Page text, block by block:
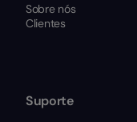
Sobre nós
Clientes
Suporte